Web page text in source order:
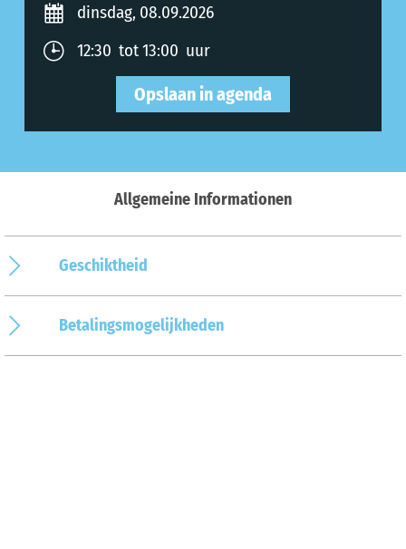
dinsdag, 08.09.2026
12:30 tot 13:00 uur
Opslaan in agenda
Allgemeine Informationen
Geschiktheid
Betalingsmogelijkheden